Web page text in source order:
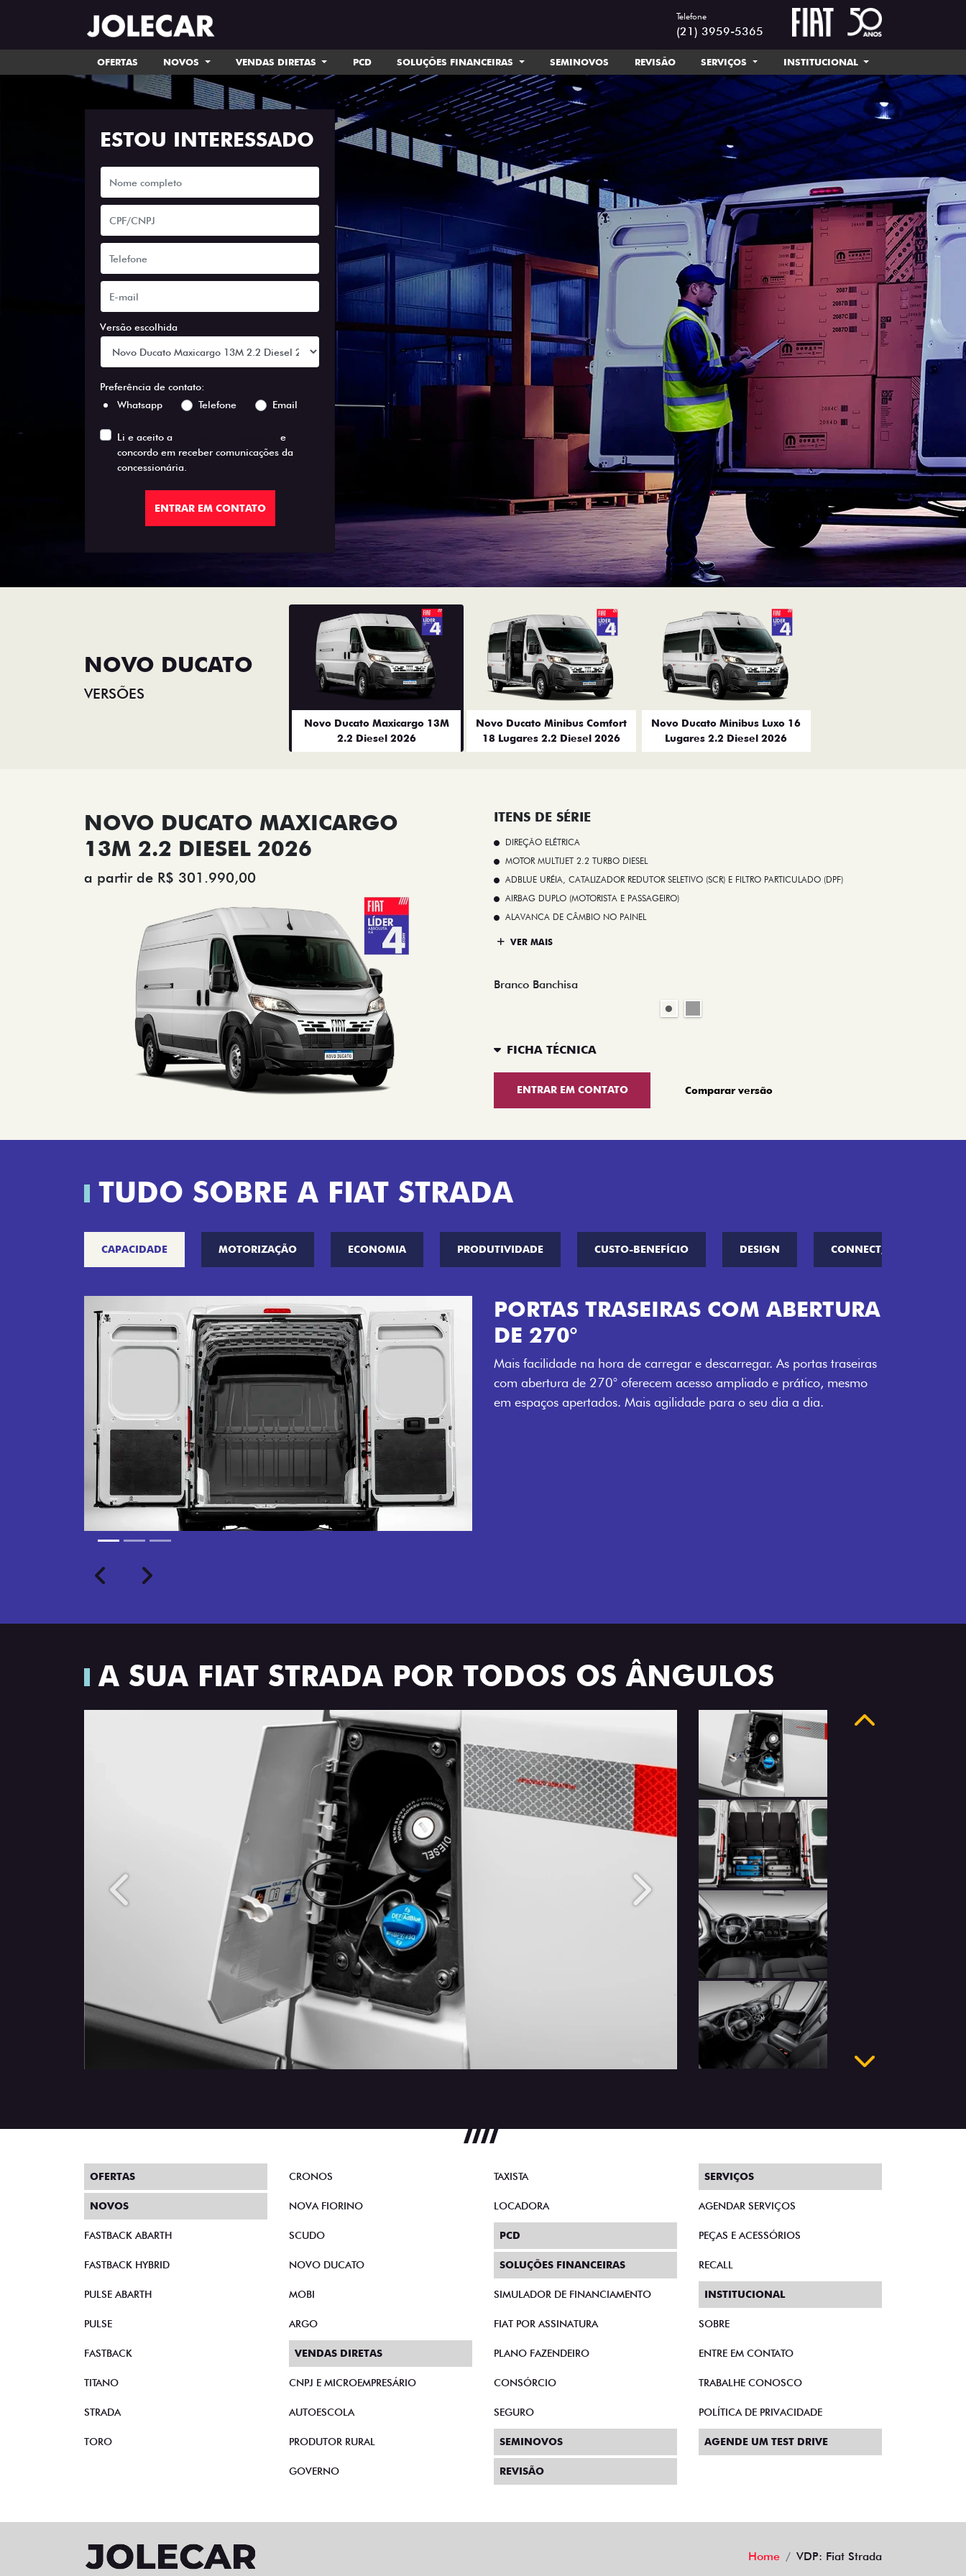
Telefone
(21) 3959-5365
OFERTAS NOVOS VENDAS DIRETAS PCD SOLUÇÕES FINANCEIRAS SEMINOVOS REVISÃO SERVIÇOS INSTITUCIONAL
ESTOU INTERESSADO
Versão escolhida
Preferência de contato:
Whatsapp
Telefone Email
Li e aceito a
e
concordo em receber comunicações da
concessionária.
ENTRAR EM CONTATO
NOVO DUCATO
VERSÕES
Novo Ducato Maxicargo 13M
2.2 Diesel 2026
Novo Ducato Minibus Comfort
18 Lugares 2.2 Diesel 2026
Novo Ducato Minibus Luxo 16
Lugares 2.2 Diesel 2026
NOVO DUCATO MAXICARGO
13M 2.2 DIESEL 2026
a partir de R$ 301.990,00
ITENS DE SÉRIE
DIREÇÃO ELÉTRICA
MOTOR MULTIJET 2.2 TURBO DIESEL
ADBLUE URÉIA, CATALIZADOR REDUTOR SELETIVO (SCR) E FILTRO PARTICULADO (DPF)
AIRBAG DUPLO (MOTORISTA E PASSAGEIRO)
ALAVANCA DE CÂMBIO NO PAINEL
VER MAIS
Branco Banchisa
FICHA TÉCNICA
ENTRAR EM CONTATO Comparar versão
TUDO SOBRE A FIAT STRADA
CAPACIDADE MOTORIZAÇÃO ECONOMIA PRODUTIVIDADE CUSTO-BENEFÍCIO DESIGN CONNECT////ME
AMPLA ABERTURA DA PORTA
LATERAL
Mais versatilidade para o seu carregamento. A ampla abertura da
porta lateral do Novo Ducato facilita o acesso à carga, otimizando
tempo e tornando o trabalho mais eficiente, onde quer que você
Próximo
TRANSFORMAÇÃO HOMOLOGADA
A SUA FIAT STRADA POR TODOS OS ÂNGULOS
FASTBACK ABARTH
FASTBACK HYBRID
PULSE ABARTH
PULSE
FASTBACK
TITANO
STRADA
TORO
SCUDO
NOVO DUCATO
MOBI
ARGO
VENDAS DIRETAS
CNPJ E MICROEMPRESÁRIO
AUTOESCOLA
PRODUTOR RURAL
GOVERNO
PCD
SOLUÇÕES FINANCEIRAS
SIMULADOR DE FINANCIAMENTO
FIAT POR ASSINATURA
PLANO FAZENDEIRO
CONSÓRCIO
SEGURO
SEMINOVOS
REVISÃO
PEÇAS E ACESSÓRIOS
RECALL
INSTITUCIONAL
SOBRE
ENTRE EM CONTATO
TRABALHE CONOSCO
POLÍTICA DE PRIVACIDADE
AGENDE UM TEST DRIVE
Desacelere. Seu bem maior é a vida.